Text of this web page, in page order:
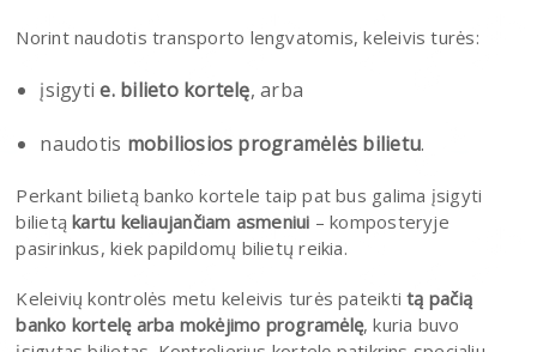
Norint naudotis transporto lengvatomis, keleivis turės:
įsigytie. bilieto kortelę, arba
naudotis mobiliosios programėlės bilietu.
Perkant bilietą banko kortele taip pat bus galima įsigyti
bilietąkartu keliaujančiam asmeniui – komposteryje
pasirinkus, kiek papildomų bilietų reikia.
Keleivių kontrolės metu keleivis turės pateiktitą pačią
banko kortelę arba mokėjimo programėlę, kuria buvo